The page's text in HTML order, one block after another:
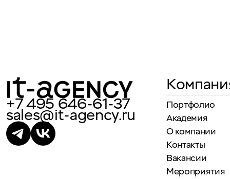
+7 495 646-61-37
sales@it-agency.ru
Портфолио
Академия
О компании
Контакты
Вакансии
Мероприятия